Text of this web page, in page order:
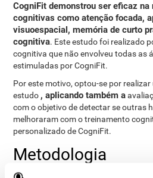
CogniFit demonstrou ser eficaz na
cognitivas como atenção focada,
visuoespacial, memória de curto
cognitiva. Este estudo foi realizado
cognitiva que não envolveu todas as
estimuladas por CogniFit.
Por este motivo, optou-se por
estudo , aplicando também a
com o objetivo de detectar se outras
melhoraram com o treinamento
personalizado de CogniFit.
Metodologia